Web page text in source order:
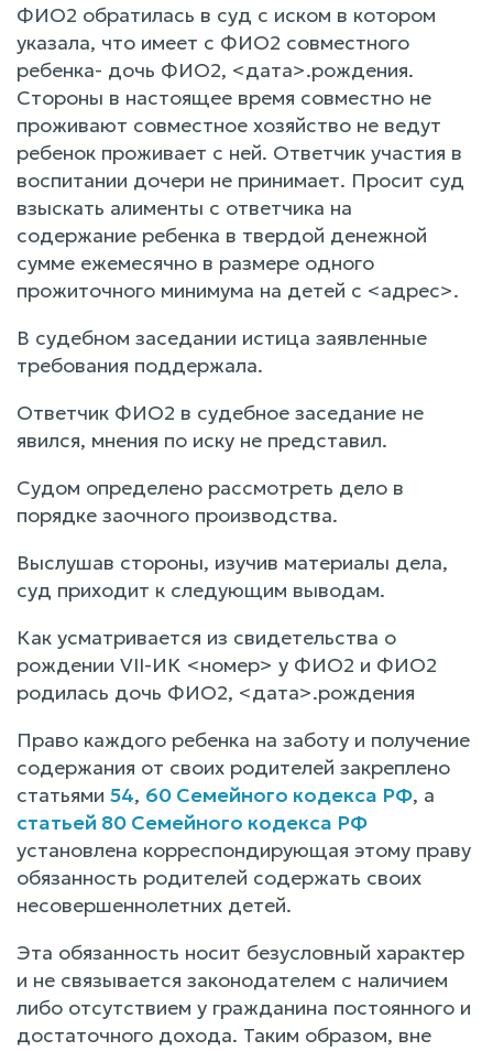
ФИО2 обратилась в суд с иском в котором
указала, что имеет с ФИО2 совместного
ребенка- дочь ФИО2, <дата>.рождения.
Стороны в настоящее время совместно не
проживают совместное хозяйство не ведут
ребенок проживает с ней. Ответчик участия в
воспитании дочери не принимает. Просит суд
взыскать алименты с ответчика на
содержание ребенка в твердой денежной
сумме ежемесячно в размере одного
прожиточного минимума на детей с <адрес>.
В судебном заседании истица заявленные
требования поддержала.
Ответчик ФИО2 в судебное заседание не
явился, мнения по иску не представил.
Судом определено рассмотреть дело в
порядке заочного производства.
Выслушав стороны, изучив материалы дела,
суд приходит к следующим выводам.
Как усматривается из свидетельства о
рождении VII-ИК <номер> у ФИО2 и ФИО2
родилась дочь ФИО2, <дата>.рождения
Право каждого ребенка на заботу и получение
содержания от своих родителей закреплено
статьями 54, 60 Семейного кодекса РФ, а
статьей 80 Семейного кодекса РФ
установлена корреспондирующая этому праву
обязанность родителей содержать своих
несовершеннолетних детей.
Эта обязанность носит безусловный характер
и не связывается законодателем с наличием
либо отсутствием у гражданина постоянного и
достаточного дохода. Таким образом, вне